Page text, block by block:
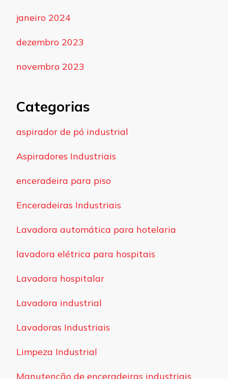
janeiro 2024
dezembro 2023
novembro 2023
Categorias
aspirador de pó industrial
Aspiradores Industriais
enceradeira para piso
Enceradeiras Industriais
Lavadora automática para hotelaria
lavadora elétrica para hospitais
Lavadora hospitalar
Lavadora industrial
Lavadoras Industriais
Limpeza Industrial
Manutenção de enceradeiras industriais